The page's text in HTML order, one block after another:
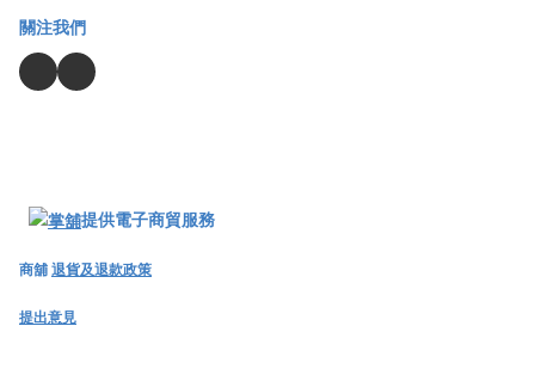
關注我們
提供電子商貿服務
商舖退貨及退款政策
提出意見